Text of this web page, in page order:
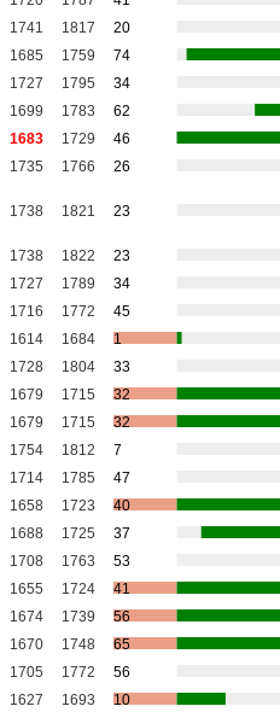
1741 1817
20
1685 1759
74
1727 1795
34
1699 1783
62
1683 1729
46
1735 1766 26
1738 1821 23
1738 1822
23
1727 1789
34
1716 1772
45
1614 1684
1
1728 1804
33
1679 1715
32
1679 1715
32
1754 1812
7
1714 1785
47
1658 1723
40
1688 1725
37
1708 1763
53
1655 1724
41
1674 1739
56
1670 1748
65
1705 1772
56
1627 1693 10